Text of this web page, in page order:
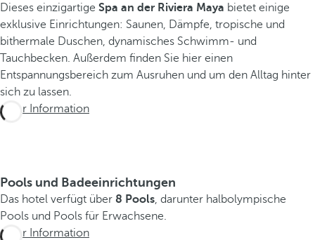
Dieses einzigartige Spa an der Riviera Maya bietet einige
exklusive Einrichtungen: Saunen, Dämpfe, tropische und
bithermale Duschen, dynamisches Schwimm- und
Tauchbecken. Außerdem finden Sie hier einen
Entspannungsbereich zum Ausruhen und um den Alltag hinter
sich zu lassen.
Mehr Information
Pools und Badeeinrichtungen
Das hotel verfügt über 8 Pools , darunter halbolympische
Pools und Pools für Erwachsene.
Mehr Information